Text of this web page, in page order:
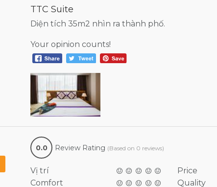
TTC Suite
Diện tích 35m2 nhìn ra thành phố.
Your opinion counts!
0.0 Review Rating (Based on 0 reviews)
Vị trí
Comfort
Price
Quality